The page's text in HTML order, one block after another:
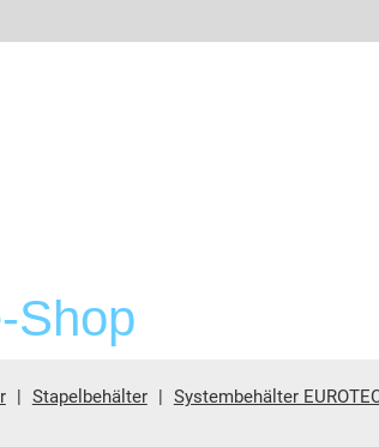
Shop
Stapelbehälter Systembehälter